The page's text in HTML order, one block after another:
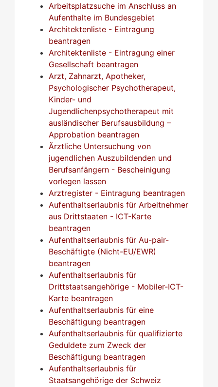
Arbeitsplatzsuche im Anschluss an
Aufenthalte im Bundesgebiet
Architektenliste - Eintragung
beantragen
Architektenliste - Eintragung einer
Gesellschaft beantragen
Arzt, Zahnarzt, Apotheker,
Psychologischer Psychotherapeut,
Kinder- und
Jugendlichenpsychotherapeut mit
ausländischer Berufsausbildung –
Approbation beantragen
Ärztliche Untersuchung von
jugendlichen Auszubildenden und
Berufsanfängern - Bescheinigung
vorlegen lassen
Arztregister - Eintragung beantragen
Aufenthaltserlaubnis für Arbeitnehmer
aus Drittstaaten - ICT-Karte
beantragen
Aufenthaltserlaubnis für Au-pair-
Beschäftigte (Nicht-EU/EWR)
beantragen
Aufenthaltserlaubnis für
Drittstaatsangehörige - Mobiler-ICT-
Karte beantragen
Aufenthaltserlaubnis für eine
Beschäftigung beantragen
Aufenthaltserlaubnis für qualifizierte
Geduldete zum Zweck der
Beschäftigung beantragen
Aufenthaltserlaubnis für
Staatsangehörige der Schweiz